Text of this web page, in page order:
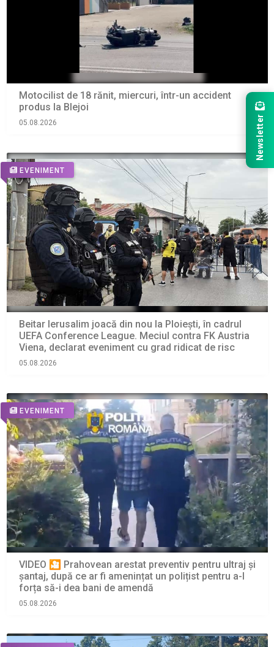
Motocilist de 18 rănit, miercuri, într-un accident
produs la Blejoi
05.08.2026
EVENIMENT
Beitar Ierusalim joacă din nou la Ploiești, în cadrul
UEFA Conference League. Meciul contra FK Austria
Viena, declarat eveniment cu grad ridicat de risc
05.08.2026
EVENIMENT
VIDEO 🎦 Prahovean arestat preventiv pentru ultraj și
șantaj, după ce ar fi amenințat un polițist pentru a-l
forța să-i dea bani de amendă
05.08.2026
Newsletter